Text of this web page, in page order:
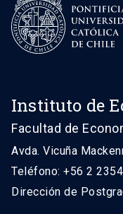
Instituto de
Facultad de
Avda. Vicuña
Teléfono: +56 2
Dirección de